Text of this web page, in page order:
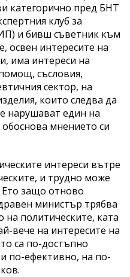
категорично пред БНТ
клуб за
и бивш съветник към
освен интересите на
има интереси на
съсловия,
сектор, на
които следва да
нарушават един на
мнението си
интереси вътре
и трудно може
Ето защо отново
министър трябва
на политическите, ката
вече на интересите на
са по-достъпно
по-ефективно, на по-